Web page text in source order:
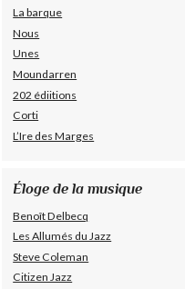
La barque
Nous
Unes
Moundarren
202 édiitions
Corti
L’Ire des Marges
Éloge de la musique
Benoît Delbecq
Les Allumés du Jazz
Steve Coleman
Citizen Jazz